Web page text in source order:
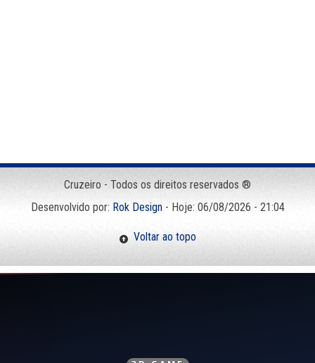
Cruzeiro - Todos os direitos reservados ®
Desenvolvido por: Rok Design- Hoje: 06/08/2026 - 21:04
Voltar ao topo